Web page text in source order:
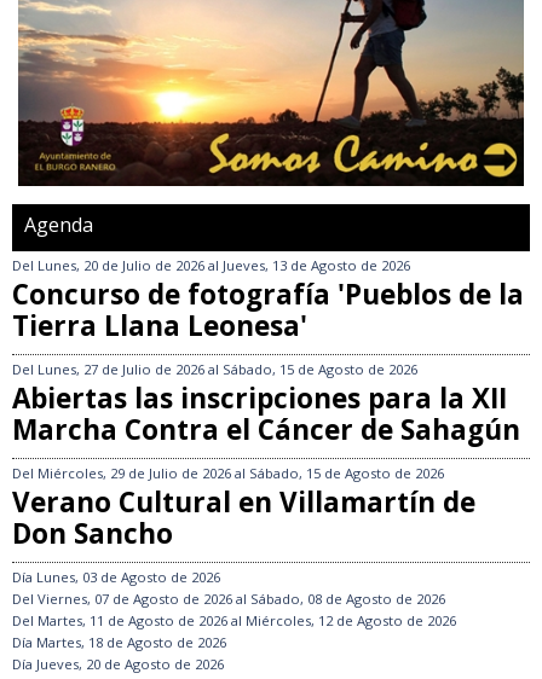
Agenda
Del Lunes, 20 de Julio de 2026 al Jueves, 13 de Agosto de 2026
Concurso de fotografía 'Pueblos de la
Tierra Llana Leonesa'
Del Lunes, 27 de Julio de 2026 al Sábado, 15 de Agosto de 2026
Abiertas las inscripciones para la XII
Marcha Contra el Cáncer de Sahagún
Del Miércoles, 29 de Julio de 2026 al Sábado, 15 de Agosto de 2026
Verano Cultural en Villamartín de
Don Sancho
Día Lunes, 03 de Agosto de 2026
Del Viernes, 07 de Agosto de 2026 al Sábado, 08 de Agosto de 2026
Del Martes, 11 de Agosto de 2026 al Miércoles, 12 de Agosto de 2026
Día Martes, 18 de Agosto de 2026
Día Jueves, 20 de Agosto de 2026